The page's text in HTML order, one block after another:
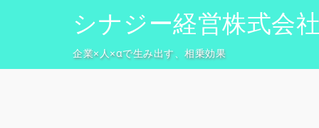
シナジー経営株式会社
企業×人×αで生み出す、相乗効果